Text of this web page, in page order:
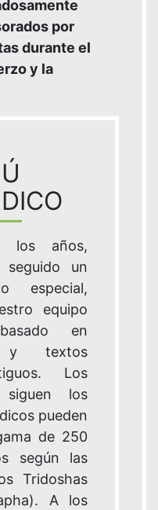
por
durante el
y la
años,
seguido un
especial,
equipo
en
y textos
Los
siguen los
pueden
de 250
según las
Tridoshas
A los